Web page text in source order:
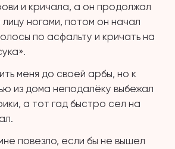
и кричала, а он продолжал
лицу ногами, потом он начал
по асфальту и кричать на
меня до своей арбы, но к
из дома неподалёку выбежал
а тот гад быстро сел на
повезло, если бы не вышел